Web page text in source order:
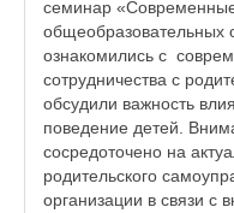
семинар
общеобразовательных
ознакомились с
сотрудничества с
обсудили важность
поведение детей.
сосредоточено на
родительского
организации в связи с